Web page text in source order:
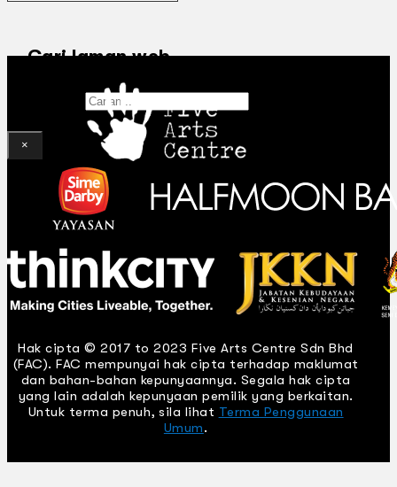
Cari laman web
×
Hak cipta © 2017 to 2023 Five Arts Centre Sdn Bhd
(FAC). FAC mempunyai hak cipta terhadap maklumat
dan bahan-bahan kepunyaannya. Segala hak cipta
yang lain adalah kepunyaan pemilik yang berkaitan.
Untuk terma penuh, sila lihat Terma Penggunaan
Umum.